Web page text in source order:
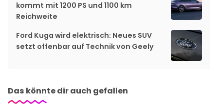
kommt mit 1200 PS und 1100 km
Reichweite
Ford Kuga wird elektrisch: Neues SUV
setzt offenbar auf Technik von Geely
Das könnte dir auch gefallen